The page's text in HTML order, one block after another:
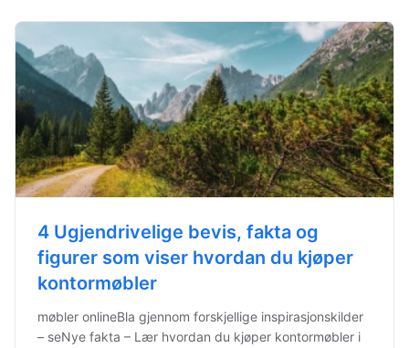
4 Ugjendrivelige bevis, fakta og
figurer som viser hvordan du kjøper
kontormøbler
møbler onlineBla gjennom forskjellige inspirasjonskilder
– seNye fakta – Lær hvordan du kjøper kontormøbler i